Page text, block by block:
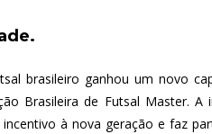
brasileiro ganhou um novo
Brasileira de Futsal Master. A
à nova geração e faz